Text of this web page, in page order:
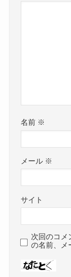
名前 ※
メール ※
サイト
次回のコメ
の名前、メ